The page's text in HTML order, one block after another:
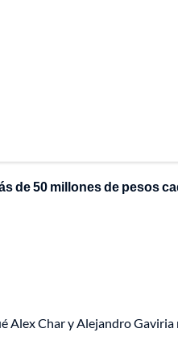
de 50 millones de pesos
Alex Char y Alejandro